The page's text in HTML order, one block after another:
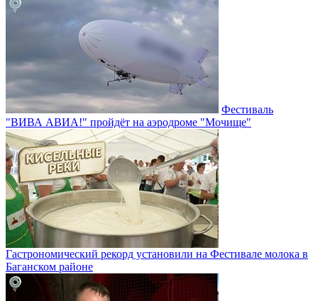
Фестиваль
"ВИВА АВИА!" пройдёт на аэродроме "Мочище"
Гастрономический рекорд установили на Фестивале молока в
Баганском районе